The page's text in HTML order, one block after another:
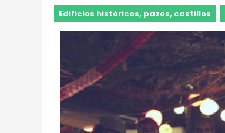
Edificios históricos, pazos, castillos